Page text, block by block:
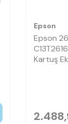
Epson
Epson
Kartuş